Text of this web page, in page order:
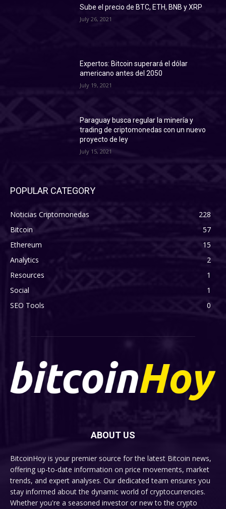
Sube el precio de BTC, ETH, BNB y XRP
July 26, 2021
Expertos: Bitcoin superará el dólar
americano antes del 2050
July 19, 2021
Paraguay busca regular la minería y
trading de criptomonedas con un nuevo
proyecto de ley
July 15, 2021
POPULAR CATEGORY
Noticias Criptomonedas
228
Bitcoin
57
Ethereum
15
Analytics
2
Resources
1
Social
1
SEO Tools
0
ABOUT US
BitcoinHoy is your premier source for the latest Bitcoin news,
offering up-to-date information on price movements, market
trends, and expert analyses. Our dedicated team ensures you
stay informed about the dynamic world of cryptocurrencies.
Whether you're a seasoned investor or new to the crypto